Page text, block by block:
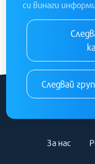
си винаги
Следвай
За нас